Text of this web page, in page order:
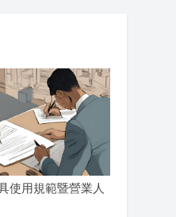
使用規範暨營業人